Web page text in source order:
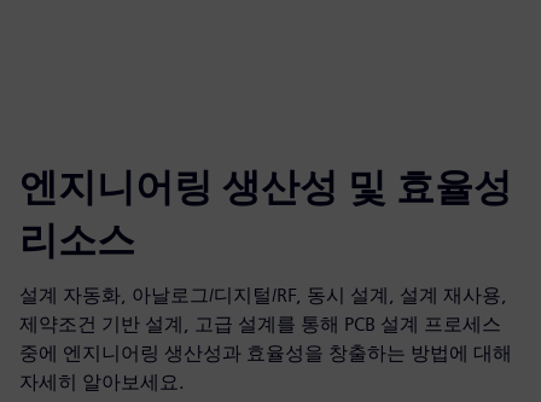
엔지니어링 생산성 및 효율성
리소스
설계 자동화, 아날로그/디지털/RF, 동시 설계, 설계 재사용,
제약조건 기반 설계, 고급 설계를 통해 PCB 설계 프로세스
중에 엔지니어링 생산성과 효율성을 창출하는 방법에 대해
자세히 알아보세요.